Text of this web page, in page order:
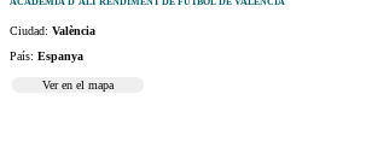
ACADÈMIA D’ALT RENDIMENT DE FUTBOL DE VALÈNCIA
Ciudad: València
País: Espanya
Ver en el mapa